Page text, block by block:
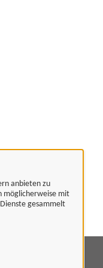
anbieten zu
möglicherweise mit
gesammelt